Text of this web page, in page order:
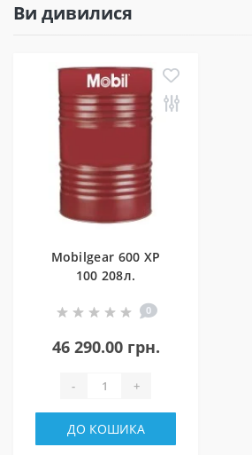
Ви дивилися
Mobilgear 600 XP
100 208л.
0
46 290.00 грн.
- +
ДО КОШИКА